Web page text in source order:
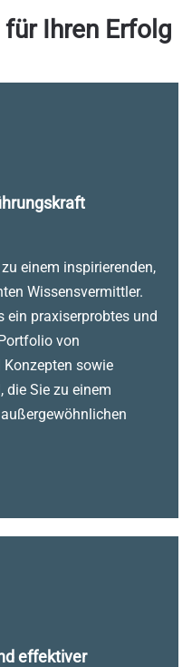
Ihren Erfolg
einem inspirierenden,
Wissensvermittler.
ein praxiserprobtes und
von
sowie
die Sie zu einem
effektiver